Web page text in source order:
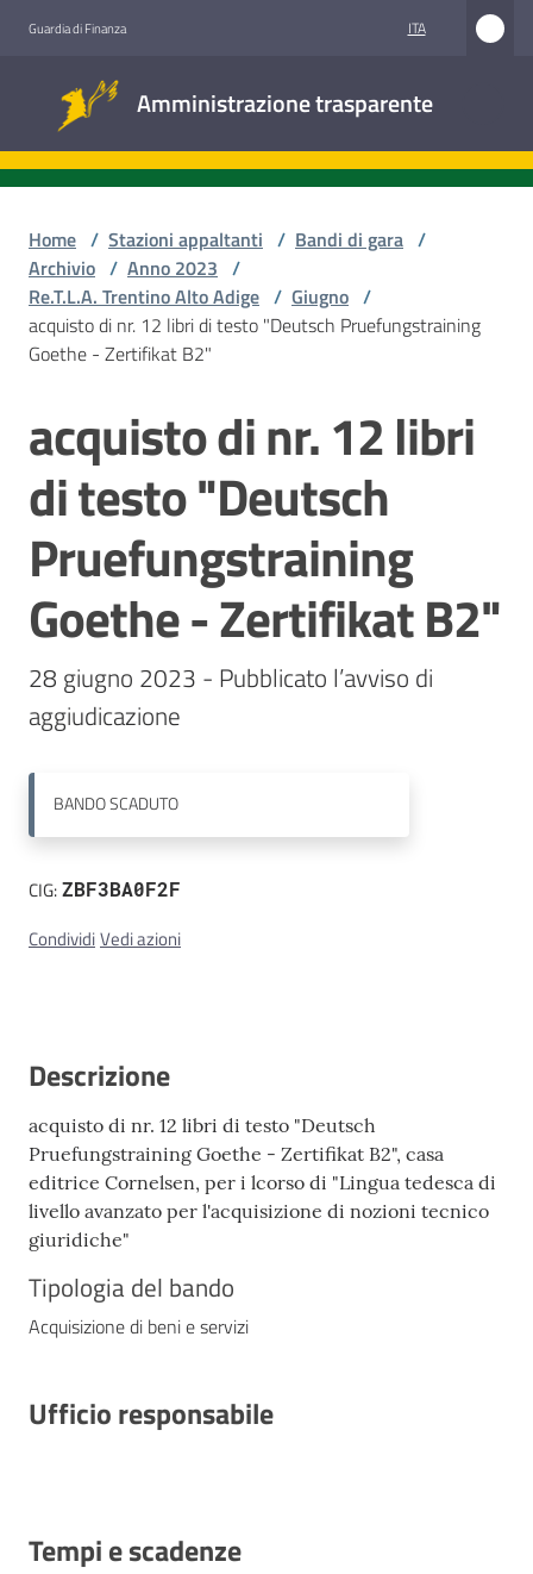
Guardia di Finanza ITA
Amministrazione trasparente
trasparente
Accesso
civico
appaltanti
Home / Stazioni appaltanti / Bandi di gara /
Archivio / Anno 2023 /
Re.T.L.A. Trentino Alto Adige / Giugno /
acquisto di nr. 12 libri di testo "Deutsch Pruefungstraining
Goethe - Zertifikat B2"
Salta al contenuto
acquisto di nr. 12 libri
di testo "Deutsch
Pruefungstraining
Goethe - Zertifikat B2"
28 giugno 2023 - Pubblicato l’avviso di
aggiudicazione
BANDOSCADUTO
CIG:ZBF3BA0F2F
CondividiVedi azioni
Descrizione
acquisto di nr. 12 libri di testo "Deutsch
Pruefungstraining Goethe - Zertifikat B2", casa
editrice Cornelsen, per i lcorso di "Lingua tedesca di
livello avanzato per l'acquisizione di nozioni tecnico
giuridiche"
Tipologia del bando
Acquisizione di beni e servizi
Ufficio responsabile
Tempi e scadenze